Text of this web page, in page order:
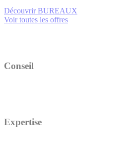
Découvrir BUREAUX
Voir toutes les offres
Conseil
Expertise